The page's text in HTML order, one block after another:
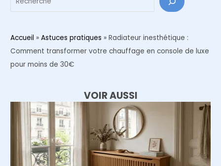
Accueil » Astuces pratiques » Radiateur inesthétique :
Comment transformer votre chauffage en console de luxe
pour moins de 30€
VOIR AUSSI